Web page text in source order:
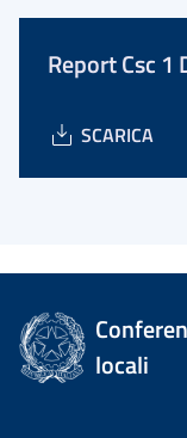
Report Csc
SCARICA
locali